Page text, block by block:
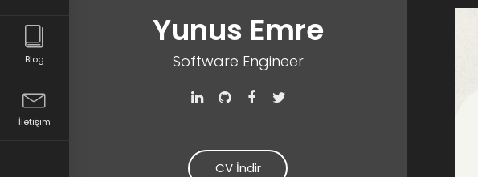
Yunus Emre
Software Engineer
Blog
İletişim
CV İndir